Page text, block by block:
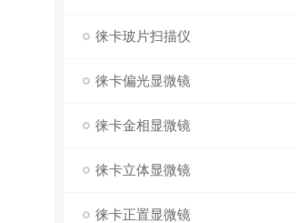
徕卡玻片扫描仪
徕卡偏光显微镜
徕卡金相显微镜
徕卡立体显微镜
徕卡正置显微镜